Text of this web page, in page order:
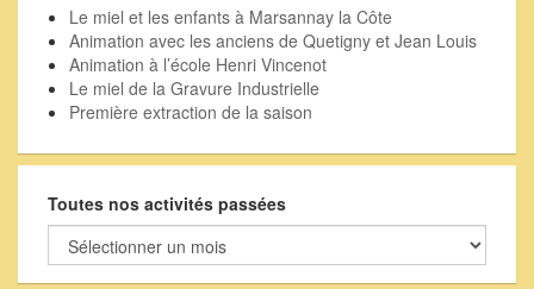
Le miel et les enfants à Marsannay la Côte
Animation avec les anciens de Quetigny et Jean Louis
Animation à l’école Henri Vincenot
Le miel de la Gravure Industrielle
Première extraction de la saison
Toutes nos activités passées
Toutes
nos
activités